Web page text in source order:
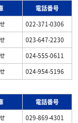
電話番号
022-371-0306
023-647-2230
024-555-0611
024-954-5196
電話番号
029-869-4301